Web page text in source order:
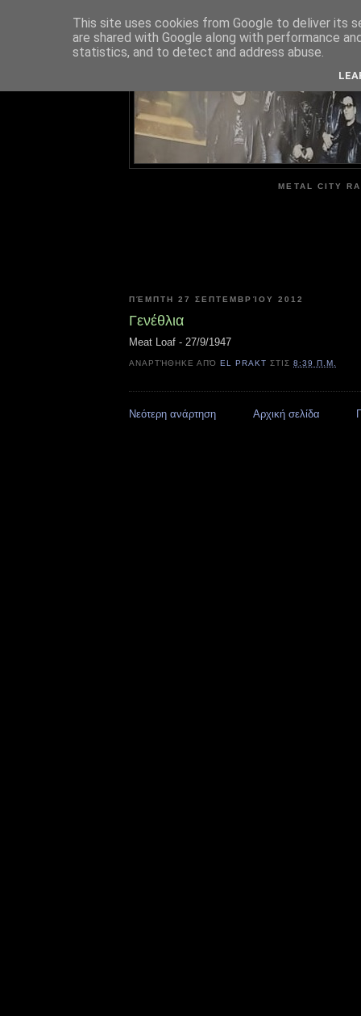
METAL CITY
ΠΈΜΠΤΗ 27 ΣΕΠΤΕΜΒΡΊΟΥ 2012
Γενέθλια
Meat Loaf - 27/9/1947
ΑΝΑΡΤΉΘΗΚΕ ΑΠΌEL PRAKT ΣΤΙΣ8:39 Π.Μ.
Νεότερη ανάρτηση Αρχική σελίδα
This site uses cookies from Google to deliver its
are shared with Google along with performance
statistics, and to detect and address abuse.